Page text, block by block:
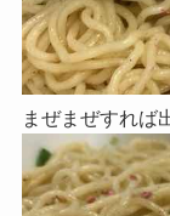
まぜまぜすれば